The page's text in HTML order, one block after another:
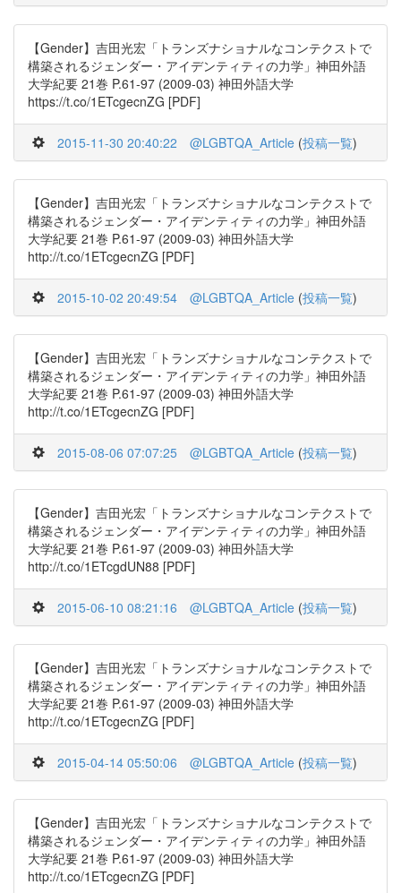
【Gender】吉田光宏「トランズナショナルなコンテクストで
構築されるジェンダー・アイデンティティの力学」神田外語
大学紀要 21巻 P.61-97 (2009-03) 神田外語大学
https://t.co/1ETcgecnZG [PDF]
2015-11-30 20:40:22 @LGBTQA_Article (投稿一覧)
【Gender】吉田光宏「トランズナショナルなコンテクストで
構築されるジェンダー・アイデンティティの力学」神田外語
大学紀要 21巻 P.61-97 (2009-03) 神田外語大学
http://t.co/1ETcgecnZG [PDF]
2015-10-02 20:49:54 @LGBTQA_Article (投稿一覧)
【Gender】吉田光宏「トランズナショナルなコンテクストで
構築されるジェンダー・アイデンティティの力学」神田外語
大学紀要 21巻 P.61-97 (2009-03) 神田外語大学
http://t.co/1ETcgecnZG [PDF]
2015-08-06 07:07:25 @LGBTQA_Article (投稿一覧)
【Gender】吉田光宏「トランズナショナルなコンテクストで
構築されるジェンダー・アイデンティティの力学」神田外語
大学紀要 21巻 P.61-97 (2009-03) 神田外語大学
http://t.co/1ETcgdUN88 [PDF]
2015-06-10 08:21:16 @LGBTQA_Article (投稿一覧)
【Gender】吉田光宏「トランズナショナルなコンテクストで
構築されるジェンダー・アイデンティティの力学」神田外語
大学紀要 21巻 P.61-97 (2009-03) 神田外語大学
http://t.co/1ETcgecnZG [PDF]
2015-04-14 05:50:06 @LGBTQA_Article (投稿一覧)
【Gender】吉田光宏「トランズナショナルなコンテクストで
構築されるジェンダー・アイデンティティの力学」神田外語
大学紀要 21巻 P.61-97 (2009-03) 神田外語大学
http://t.co/1ETcgecnZG [PDF]